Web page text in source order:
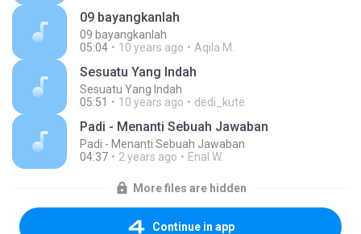
09 bayangkanlah
09 bayangkanlah
05:04
10 years ago Aqila M.
Sesuatu Yang Indah
Sesuatu Yang Indah
05:51
10 years ago dedi_kute
Padi - Menanti Sebuah Jawaban
Padi - Menanti Sebuah Jawaban
04:37
2 years ago Enal W.
More files are hidden
Continue in app